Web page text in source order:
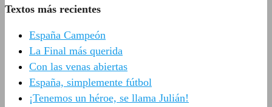
Textos más recientes
España Campeón
La Final más querida
Con las venas abiertas
España, simplemente fútbol
¡Tenemos un héroe, se llama Julián!